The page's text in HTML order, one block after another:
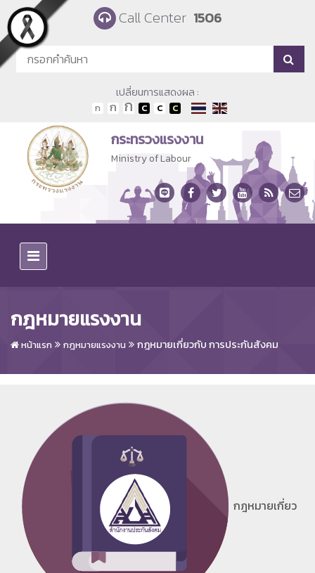
Skip to main content Call Center 1506
เปลี่ยนการแสดงผล :
กระทรวงแรงงาน
Ministry of Labour
กฎหมายแรงงาน
หน้าแรก กฎหมายแรงงาน กฎหมายเกี่ยวกับ การประกันสังคม
กฎหมายเกี่ยว